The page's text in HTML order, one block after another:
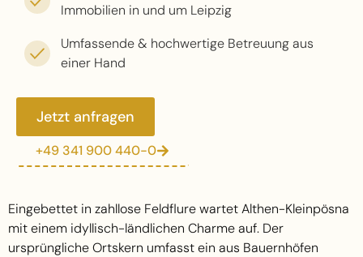
Jetzt anfragen
+49 341 900 440-0
Immobilien in und um Leipzig
Umfassende & hochwertige Betreuung aus
einer Hand
Eingebettet in zahllose Feldflure wartet Althen-Kleinpösna
mit einem idyllisch-ländlichen Charme auf. Der
ursprüngliche Ortskern umfasst ein aus Bauernhöfen